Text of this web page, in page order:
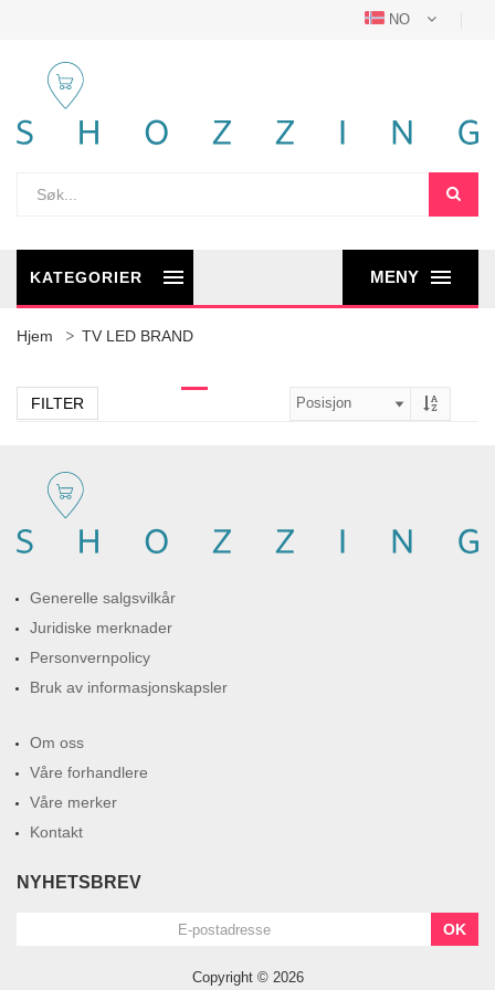
NO
MENY
KATEGORIER
Hjem TV LED BRAND
FILTER
Generelle salgsvilkår
Juridiske merknader
Personvernpolicy
Bruk av informasjonskapsler
Om oss
Våre forhandlere
Våre merker
Kontakt
NYHETSBREV
OK
Copyright © 2026